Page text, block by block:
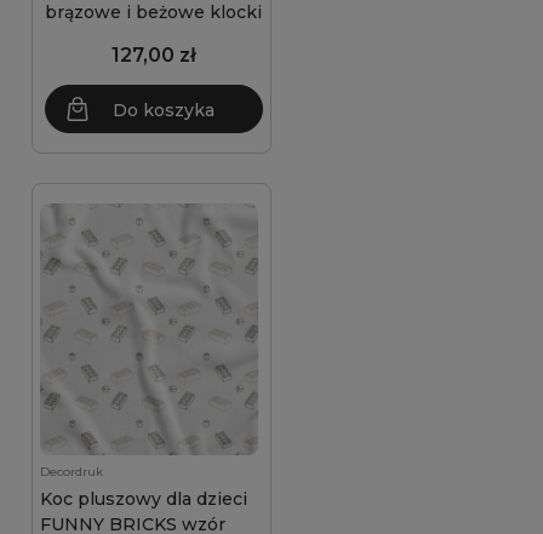
brązowe i beżowe klocki
127,00 zł
Do koszyka
Decordruk
Koc pluszowy dla dzieci
FUNNY BRICKS wzór